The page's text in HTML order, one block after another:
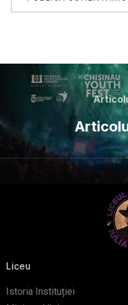
Liceu
Istoria Instituției